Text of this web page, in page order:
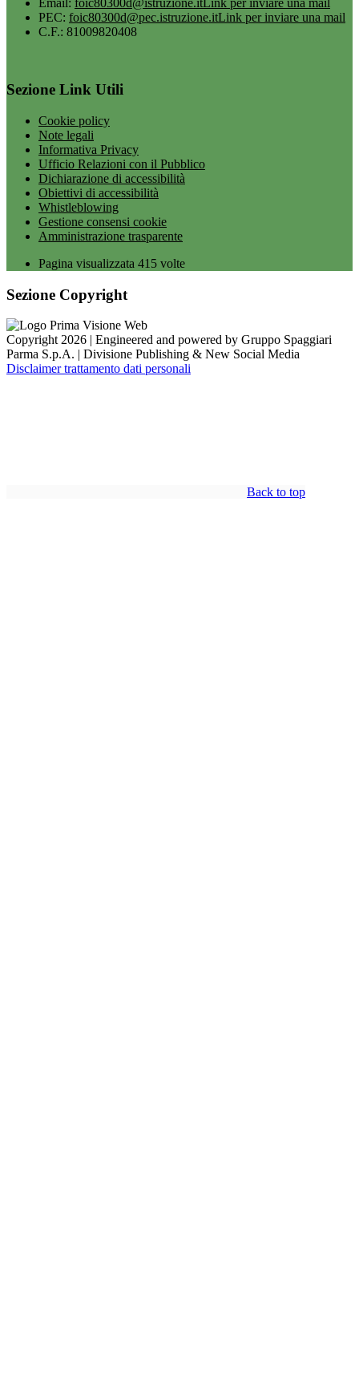
PEC: foic80300d@pec.istruzione.itLink per inviare una mail
C.F.: 81009820408
Sezione Link Utili
Cookie policy
Note legali
Informativa Privacy
Ufficio Relazioni con il Pubblico
Dichiarazione di accessibilità
Obiettivi di accessibilità
Whistleblowing
Gestione consensi cookie
Amministrazione trasparente
Pagina visualizzata 415 volte
Sezione Copyright
Copyright 2026 | Engineered and powered by Gruppo Spaggiari
Parma S.p.A. | Divisione Publishing & New Social Media
Disclaimer trattamento dati personali
Back to top